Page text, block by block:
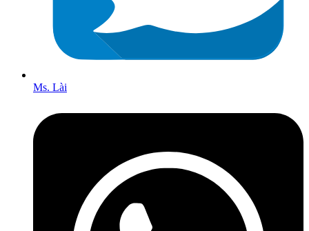
Ms. Lài